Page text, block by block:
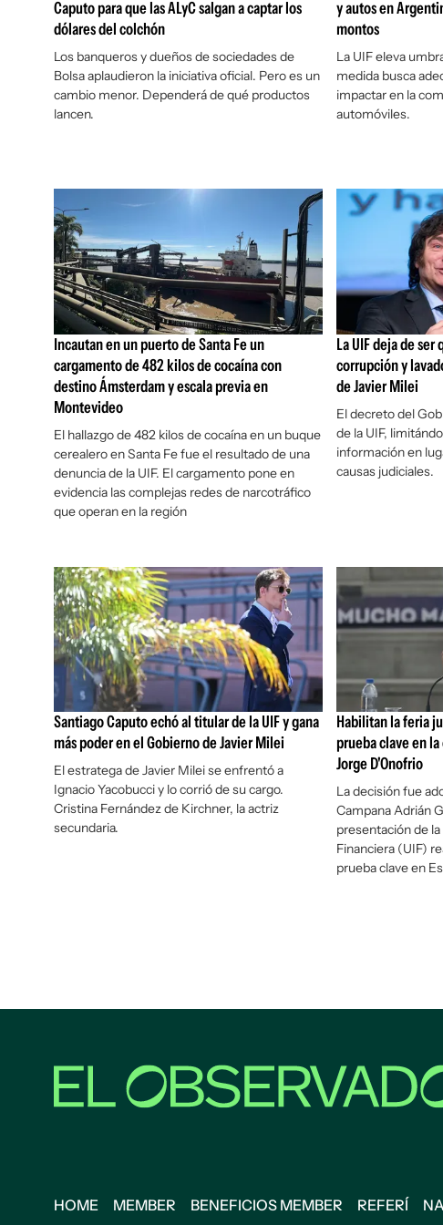
Caputo para que las ALyC salgan a captar los
dólares del colchón
Los banqueros y dueños de sociedades de
Bolsa aplaudieron la iniciativa oficial. Pero es un
cambio menor. Dependerá de qué productos
lancen.
y autos en
montos
La UIF eleva
medida busca
impactar en la
automóviles.
Incautan en un puerto de Santa Fe un
cargamento de 482 kilos de cocaína con
destino Ámsterdam y escala previa en
Montevideo
El hallazgo de 482 kilos de cocaína en un buque
cerealero en Santa Fe fue el resultado de una
denuncia de la UIF. El cargamento pone en
evidencia las complejas redes de narcotráfico
que operan en la región
La UIF deja de
corrupción y
de Javier Milei
El decreto del
de la UIF,
información en
causas judiciales.
Santiago Caputo echó al titular de la UIF y gana
más poder en el Gobierno de Javier Milei
El estratega de Javier Milei se enfrentó a
Ignacio Yacobucci y lo corrió de su cargo.
Cristina Fernández de Kirchner, la actriz
secundaria.
Habilitan la feria
prueba clave en
Jorge D'Onofrio
La decisión fue
Campana Adrián
presentación de
Financiera (UIF)
prueba clave en
HOME MEMBER BENEFICIOS MEMBER REFERÍ